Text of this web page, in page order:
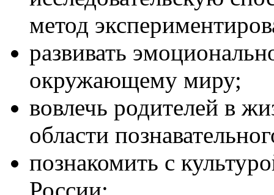
метод
развивать
окружающему миру;
вовлечь родителей в
области
познакомить с